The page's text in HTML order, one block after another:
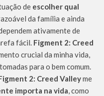
de escolher qual
da família e ainda
ativamente de
fácil. Figment 2: Creed
crucial da minha vida,
para o bem comum.
2: Creed Valleyme
importa na vida, como